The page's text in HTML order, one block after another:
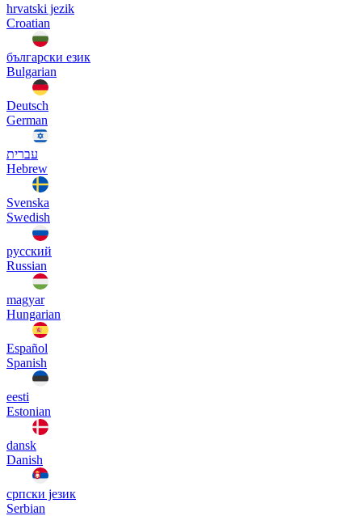
hrvatski jezik
Croatian
български език
Bulgarian
Deutsch
German
עברית
Hebrew
Svenska
Swedish
русский
Russian
magyar
Hungarian
Español
Spanish
eesti
Estonian
dansk
Danish
српски језик
Serbian